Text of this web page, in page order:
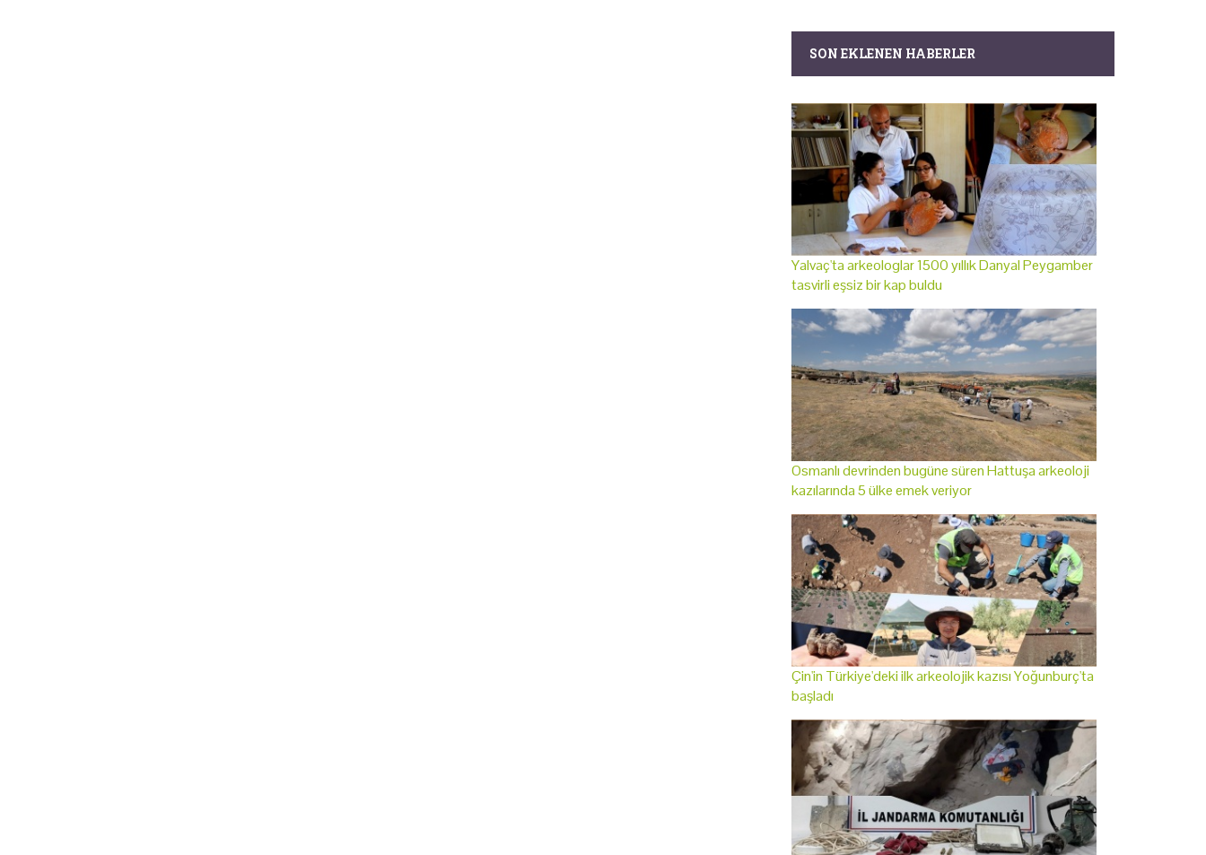
SON EKLENEN HABERLER
Yalvaç'ta arkeologlar 1500 yıllık Danyal Peygamber
tasvirli eşsiz bir kap buldu
Osmanlı devrinden bugüne süren Hattuşa arkeoloji
kazılarında 5 ülke emek veriyor
Çin'in Türkiye'deki ilk arkeolojik kazısı Yoğunburç'ta
başladı